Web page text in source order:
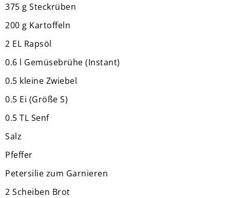
375 g Steckrüben
200 g Kartoffeln
2 EL Rapsöl
0.6 l Gemüsebrühe (Instant)
0.5 kleine Zwiebel
0.5 Ei (Größe S)
0.5 TL Senf
Salz
Pfeffer
Petersilie zum Garnieren
2 Scheiben Brot